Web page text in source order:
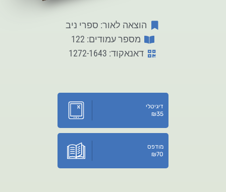
הוצאה לאור: ספרי ניב
מספר עמודים: 122
דאנאקוד: 1272-1643
דיגיטלי
₪35
מודפס
₪70